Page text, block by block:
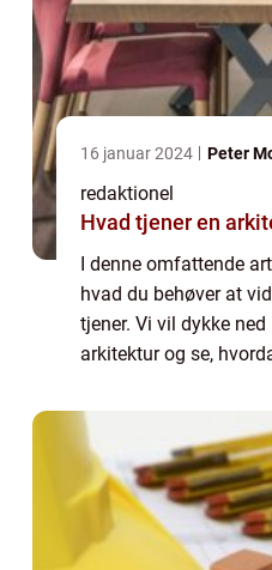
16 januar 2024 Peter
redaktionel
Hvad tjener en
I denne omfattende
hvad du behøver at
tjener. Vi vil dykke
arkitektur og se,
mesterværker til